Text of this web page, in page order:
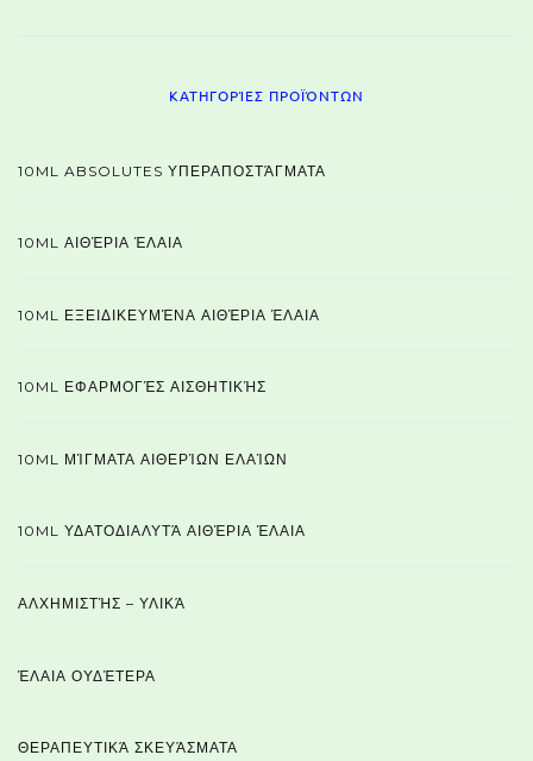
ΚΑΤΗΓΟΡΊΕΣ ΠΡΟΪΌΝΤΩΝ
10ML ABSOLUTES ΥΠΕΡΑΠΟΣΤΆΓΜΑΤΑ
10ML ΑΙΘΈΡΙΑ ΈΛΑΙΑ
10ML ΕΞΕΙΔΙΚΕΥΜΈΝΑ ΑΙΘΈΡΙΑ ΈΛΑΙΑ
10ML ΕΦΑΡΜΟΓΈΣ ΑΙΣΘΗΤΙΚΉΣ
10ML ΜΊΓΜΑΤΑ ΑΙΘΕΡΊΩΝ ΕΛΑΊΩΝ
10ML ΥΔΑΤΟΔΙΑΛΥΤΆ ΑΙΘΈΡΙΑ ΈΛΑΙΑ
ΑΛΧΗΜΙΣΤΉΣ – ΥΛΙΚΆ
ΈΛΑΙΑ ΟΥΔΈΤΕΡΑ
ΘΕΡΑΠΕΥΤΙΚΆ ΣΚΕΥΆΣΜΑΤΑ